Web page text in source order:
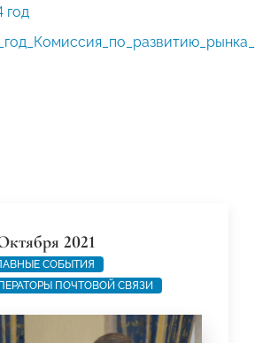
год
2021
СОБЫТИЯ
ПОЧТОВОЙ СВЯЗИ